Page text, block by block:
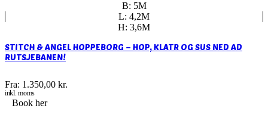
B: 5M
L: 4,2M
H: 3,6M
STITCH & ANGEL HOPPEBORG – HOP, KLATR OG SUS NED AD
RUTSJEBANEN!
Fra: 1.350,00 kr.
inkl. moms
Book her